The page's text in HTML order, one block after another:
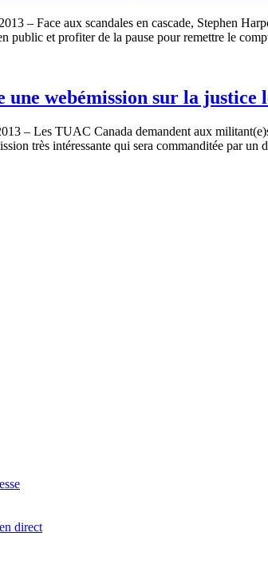
2013 – Face aux scandales en cascade, Stephen
public et profiterde la pause pourremettre le
une webémission sur la justice
– Les TUAC Canada demandent aux
très intéressante qui sera commanditée par un
direct